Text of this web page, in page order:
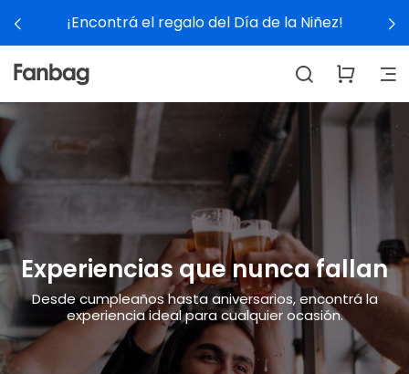
¡Encontrá el regalo del Día de la Niñez!
Experiencias que nunca fallan
Desde cumpleaños hasta aniversarios, encontrá la
experiencia ideal para cualquier ocasión.